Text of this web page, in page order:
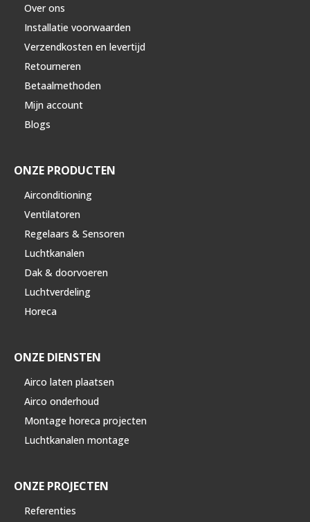
Over ons
Installatie voorwaarden
Verzendkosten en levertijd
Retourneren
Betaalmethoden
Mijn account
Blogs
ONZE PRODUCTEN
Airconditioning
Ventilatoren
Regelaars & Sensoren
Luchtkanalen
Dak & doorvoeren
Luchtverdeling
Horeca
ONZE DIENSTEN
Airco laten plaatsen
Airco onderhoud
Montage horeca projecten
Luchtkanalen montage
ONZE PROJECTEN
Referenties